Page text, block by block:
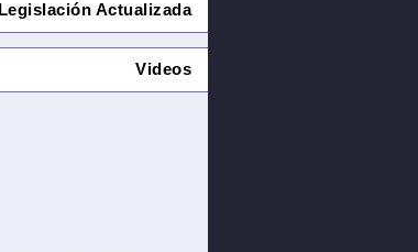
Legislación Actualizada
Videos